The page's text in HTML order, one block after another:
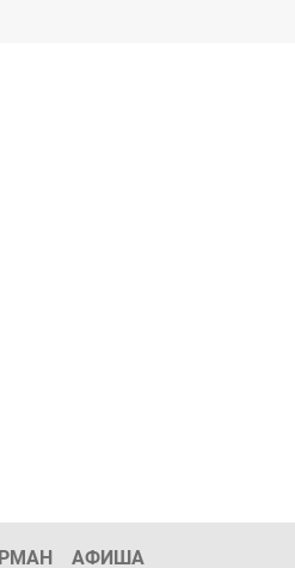
АФИША